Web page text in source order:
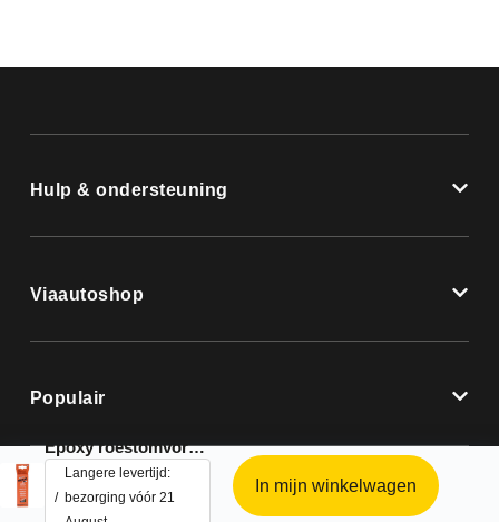
Hulp & ondersteuning
Viaautoshop
Populair
Epoxy roestomvormer
Langere levertijd:
bezorging vóór 21
In mijn winkelwagen